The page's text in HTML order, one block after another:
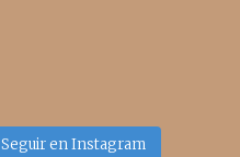
Seguir en Instagram